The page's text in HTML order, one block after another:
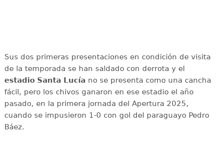
Sus dos primeras presentaciones en condición de visita
de la temporada se han saldado con derrota y el
estadio Santa Lucía no se presenta como una cancha
fácil, pero los chivos ganaron en ese estadio el año
pasado, en la primera jornada del Apertura 2025,
cuando se impusieron 1-0 con gol del paraguayo Pedro
Báez.